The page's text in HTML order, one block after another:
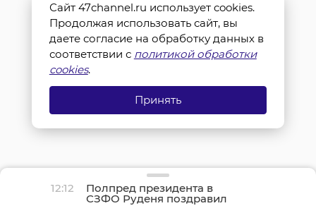
12:12 Полпред президента в
СЗФО Руденя поздравил
строителей и
Сайт 47channel.ru использует cookies.
Продолжая использовать сайт, вы
даете согласие на обработку данных в
соответствии с политикой обработки
cookies.
Принять